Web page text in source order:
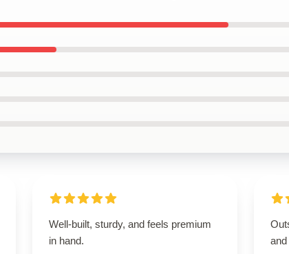
Well-built, sturdy, and feels premium
in hand.